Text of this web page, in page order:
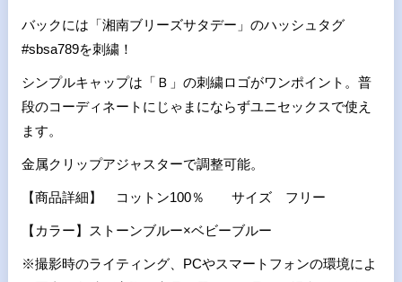
バックには「湘南ブリーズサタデー」のハッシュタグ
#sbsa789を刺繍！
シンプルキャップは「Ｂ」の刺繍ロゴがワンポイント。普
段のコーディネートにじゃまにならずユニセックスで使え
ます。
金属クリップアジャスターで調整可能。
【商品詳細】 コットン100％ サイズ フリー
【カラー】ストーンブルー×ベビーブルー
※撮影時のライティング、 PCやスマートフォンの環境によ